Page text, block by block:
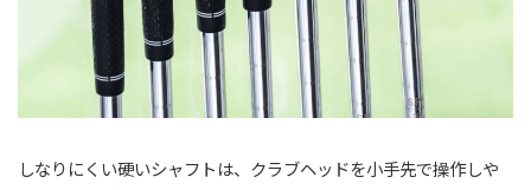
しなりにくい硬いシャフトは、クラブヘッドを小手先で操作しや